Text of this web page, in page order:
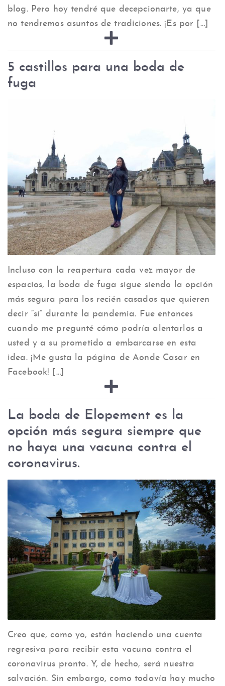
blog. Pero hoy tendré que decepcionarte, ya que
no tendremos asuntos de tradiciones. ¡Es por […]
5 castillos para una boda de
fuga
Incluso con la reapertura cada vez mayor de
espacios, la boda de fuga sigue siendo la opción
más segura para los recién casados ​​que quieren
decir “sí” durante la pandemia. Fue entonces
cuando me pregunté cómo podría alentarlos a
usted y a su prometido a embarcarse en esta
idea. ¡Me gusta la página de Aonde Casar en
Facebook! […]
La boda de Elopement es la
opción más segura siempre que
no haya una vacuna contra el
coronavirus.
Creo que, como yo, están haciendo una cuenta
regresiva para recibir esta vacuna contra el
coronavirus pronto. Y, de hecho, será nuestra
salvación. Sin embargo, como todavía hay mucho